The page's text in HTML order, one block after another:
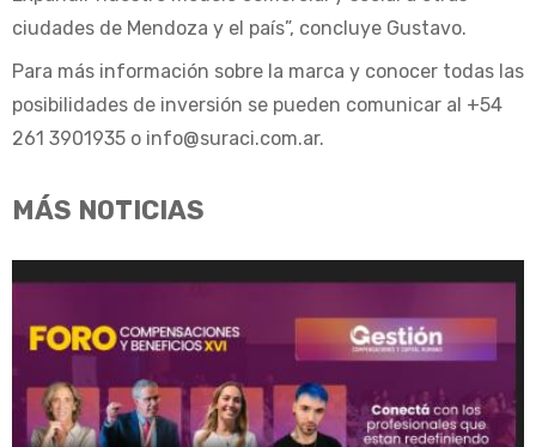
ciudades de Mendoza y el país”, concluye Gustavo.
Para más información sobre la marca y conocer todas las
posibilidades de inversión se pueden comunicar al +54
261 3901935 o info@suraci.com.ar.
MÁS NOTICIAS